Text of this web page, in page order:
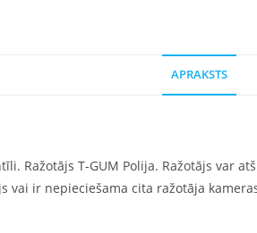
APRAKSTS
Ražotājs T-GUM Polija. Ražotājs var
vai ir nepieciešama cita ražotāja